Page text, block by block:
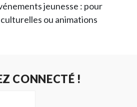
jeunesse : pour
ou animations
CONNECTÉ !